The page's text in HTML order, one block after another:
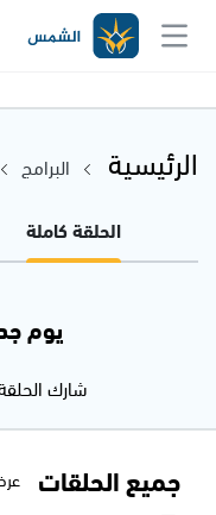
الرئيسية البرامج
الحلقة كاملة
يوم جديد -
شارك
جميع الحلقات